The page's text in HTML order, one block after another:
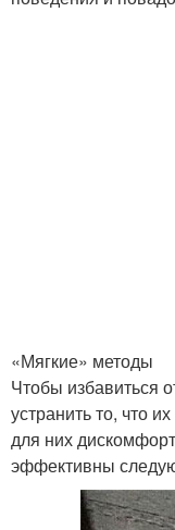
«Мягкие» методы
Чтобы избавиться
устранить то, что
для них
эффективны